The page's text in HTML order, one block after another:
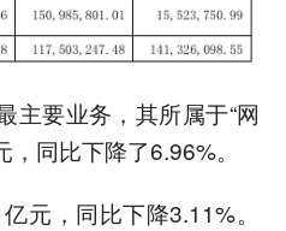
主要业务，其所属于“网
同比下降了6.96%。
元，同比下降3.11%。